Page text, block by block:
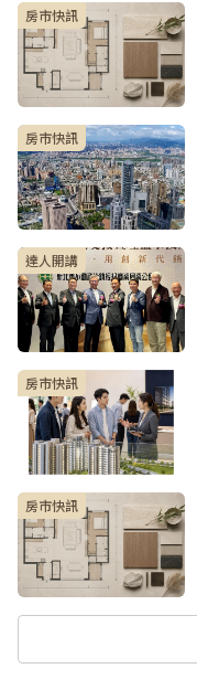
房市快訊
房市快訊
達人開講
房市快訊
房市快訊